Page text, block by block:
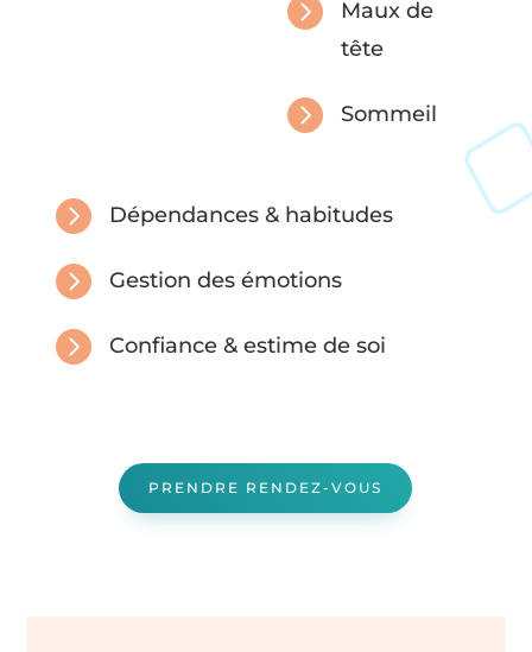

Maux de
tête
 Sommeil
 Dépendances & habitudes
 Gestion des émotions
 Confiance & estime de soi
PRENDRE RENDEZ-VOUS